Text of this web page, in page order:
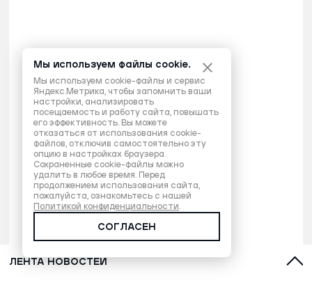
ЛЕНТА НОВОСТЕЙ
Мы используем файлы cookie.
Мы используем cookie-файлы и сервис
Яндекс.Метрика, чтобы запомнить ваши
настройки, анализировать
посещаемость и работу сайта, повышать
его эффективность. Вы можете
отказаться от использования cookie-
файлов, отключив самостоятельно эту
опцию в настройках браузера.
Сохраненные cookie-файлы можно
удалить в любое время. Перед
продолжением использования сайта,
пожалуйста, ознакомьтесь с нашей
Политикой конфиденциальности.
СОГЛАСЕН